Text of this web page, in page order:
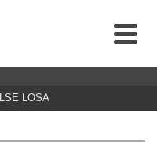
ILSE LOSA